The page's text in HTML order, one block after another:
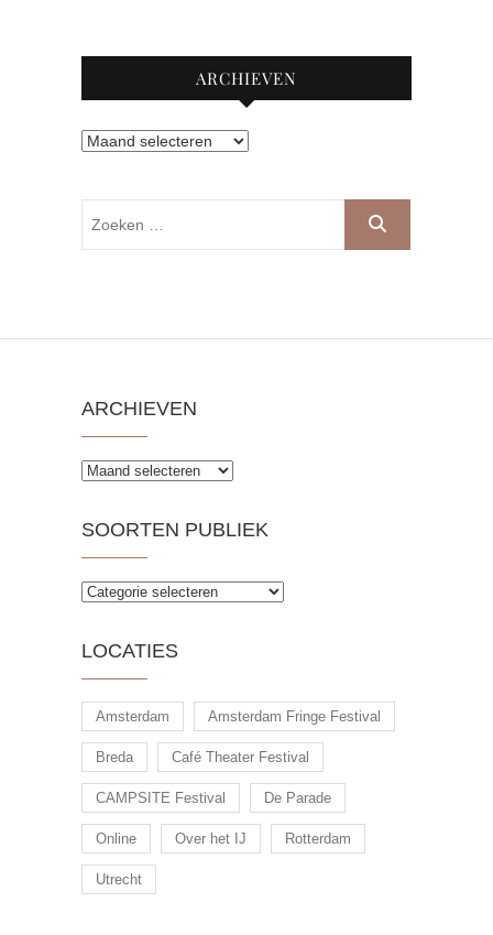
ARCHIEVEN
Archieven
Zoeken
ARCHIEVEN
Archieven
SOORTEN PUBLIEK
Soorten
LOCATIES
Amsterdam Amsterdam Fringe Festival
Breda Café Theater Festival
CAMPSITE Festival De Parade
Online Over het IJ Rotterdam
Utrecht